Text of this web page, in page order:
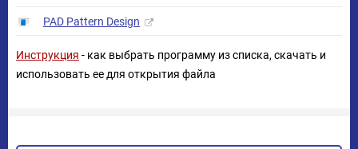
PAD Pattern Design
Инструкция - как выбрать программу из списка, скачать и
использовать ее для открытия файла